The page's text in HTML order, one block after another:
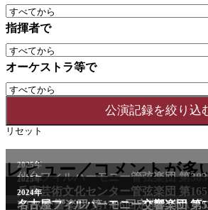
指揮者で
オーケストラ等で
リセット
レビュー／コメントが多
2025年
仙台フィルハーモニー管弦楽団 第
2025年
兵庫芸術文化センター管弦楽団 第
2011年
NHK交響楽団 第1706回定期公演Aプ
2024年
名古屋フィルハーモニー交響楽団 第